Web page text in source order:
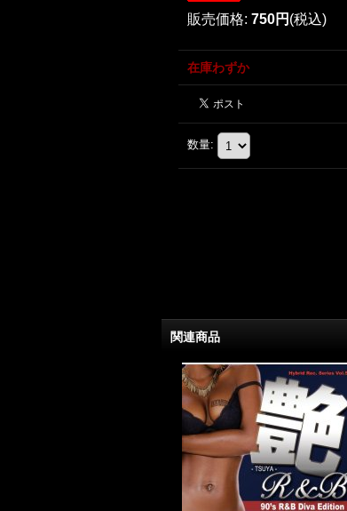
販売価格: 750円 (税込)
在庫わずか
数量:
関連商品